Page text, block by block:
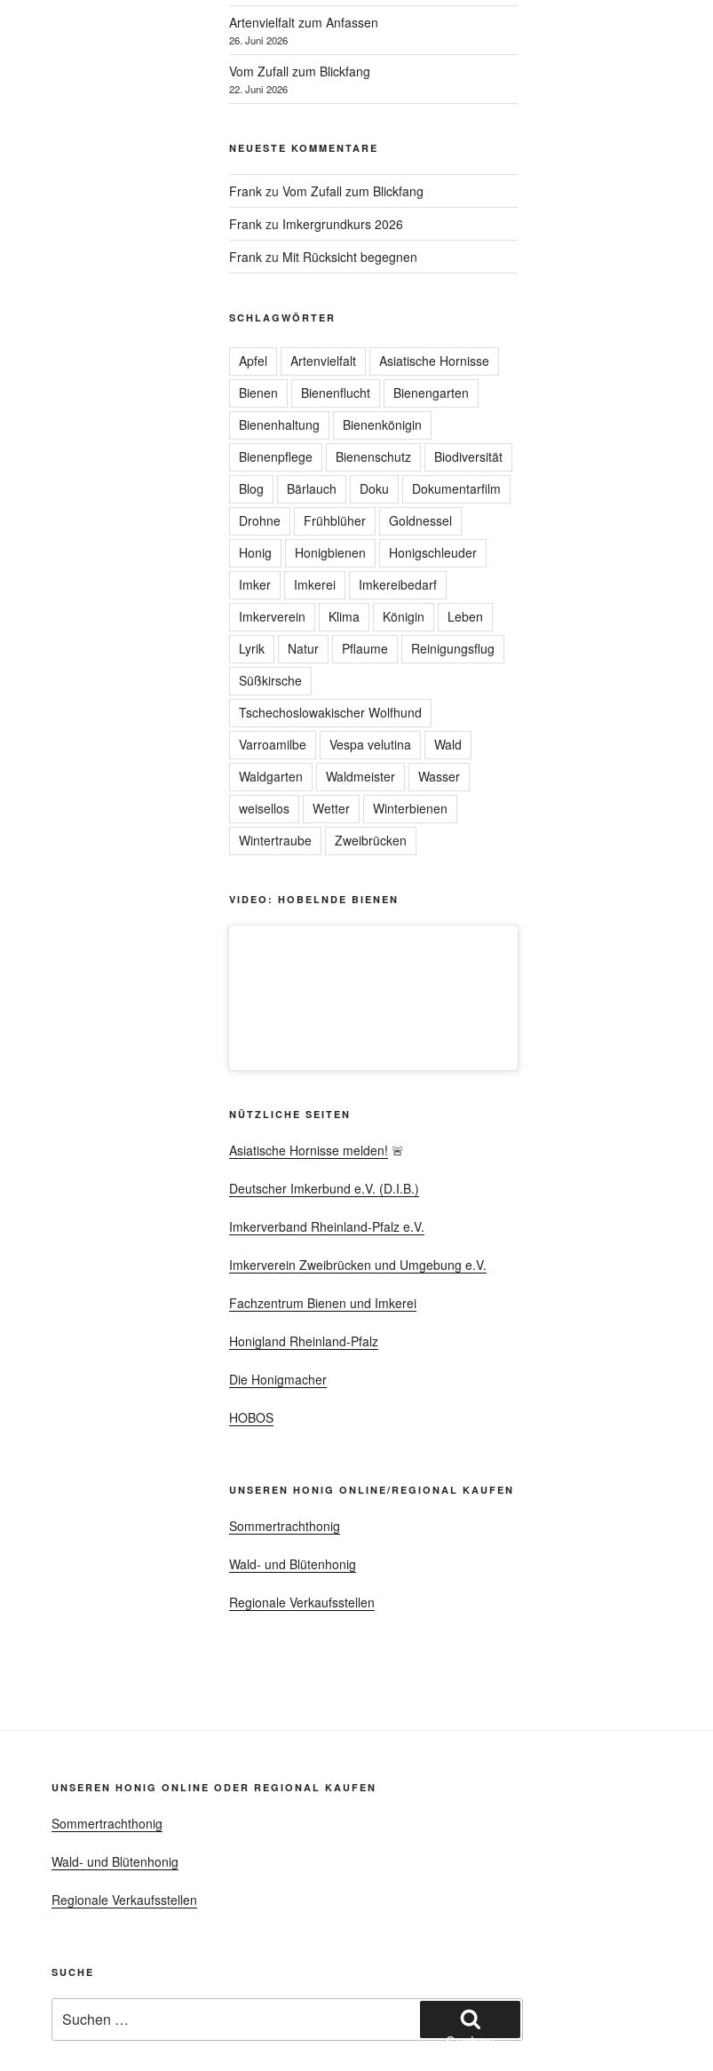
Artenvielfalt zum Anfassen
26. Juni 2026
Vom Zufall zum Blickfang
22. Juni 2026
NEUESTE KOMMENTARE
Frankzu Vom Zufall zum Blickfang
Frankzu Imkergrundkurs 2026
Frankzu Mit Rücksicht begegnen
SCHLAGWÖRTER
Apfel Artenvielfalt
Asiatische Hornisse
Bienen
Bienenflucht
Bienengarten
Bienenhaltung
Bienenkönigin
Bienenpflege
Bienenschutz
Biodiversität
Blog
Bärlauch Doku
Dokumentarfilm
Drohne
Frühblüher
Goldnessel
Honig
Honigbienen
Honigschleuder
Imker
Imkerei
Imkereibedarf
Imkerverein
Klima Königin
Leben
Lyrik
Natur Pflaume
Reinigungsflug
Süßkirsche
Tschechoslowakischer Wolfhund
Varroamilbe
Vespa velutina
Wald
Waldgarten
Waldmeister
Wasser
weisellos
Wetter
Winterbienen
Wintertraube
Zweibrücken
VIDEO: HOBELNDE BIENEN
NÜTZLICHE SEITEN
Asiatische Hornisse melden! 🚨
Deutscher Imkerbund e.V. (D.I.B.)
Imkerverband Rheinland-Pfalz e.V.
Imkerverein Zweibrücken und Umgebung e.V.
Fachzentrum Bienen und Imkerei
Honigland Rheinland-Pfalz
Die Honigmacher
HOBOS
UNSEREN HONIG ONLINE/REGIONAL KAUFEN
Sommertrachthonig
Wald- und Blütenhonig
Regionale Verkaufsstellen
UNSEREN HONIG ONLINE ODER REGIONAL KAUFEN
Sommertrachthonig
Wald- und Blütenhonig
Regionale Verkaufsstellen
SUCHE
nach:
Suchen